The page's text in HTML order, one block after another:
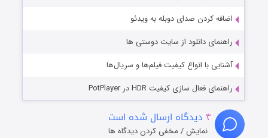
اضافه کردن صدای دوبله به ویدئو
راهنمای دانلود از سایت دوستی ها
آشنایی با انواع کیفیت فیلم‌ها و سریال‌ها
راهنمای فعال سازی کیفیت HDR در PotPlayer
۴ دیدگاه ارسال شده است
نمایش / مخفی کردن دیدگاه ها